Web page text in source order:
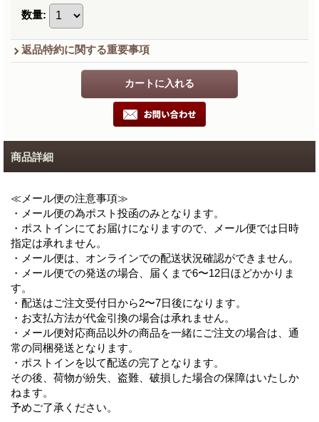
数量:
返品特約に関する重要事項
商品詳細
≪メール便の注意事項≫
・メール便の為ポスト投函のみとなります。
・ポストインにてお届けになりますので、メール便では日時
指定は承れません。
・メール便は、オンラインでの配送状況確認ができません。
・メール便での発送の場合、届くまで6〜12日ほどかかりま
す。
・配送はご注文受付日から2〜7日後になります。
・お支払方法が代金引換の場合は承れません。
・メール便対応商品以外の商品を一緒にご注文の場合は、通
常の同梱発送となります。
・ポストインを以て配送の完了となります。
その後、荷物が紛失、盗難、破損した場合の保障はいたしか
ねます。
予めご了承ください。